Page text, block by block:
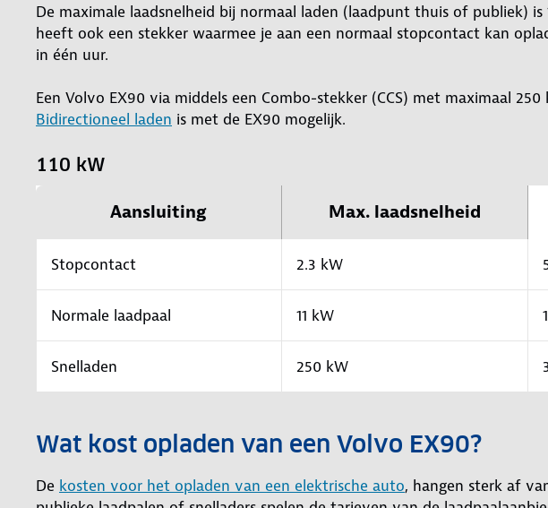
De maximale laadsnelheid bij normaal laden (laadpunt thuis of publiek) is
heeft ook een stekker waarmee je aan een normaal stopcontact kan
in één uur.
Een Volvo EX90 via middels een Combo-stekker (CCS) met maximaal 250
Bidirectioneel laden is met de EX90 mogelijk.
110 kW
Aansluiting Max. laadsnelheid
Stopcontact 2.3 kW
Normale laadpaal 11 kW
Snelladen 250 kW
Wat kost opladen van een Volvo EX90?
De kosten voor het opladen van een elektrische auto, hangen sterk af